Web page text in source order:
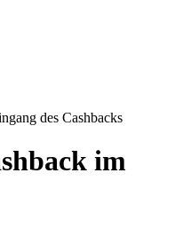
des Cashbacks
im